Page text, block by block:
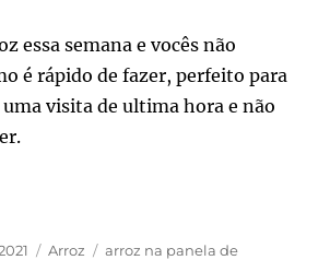
essa semana e vocês não
é rápido de fazer, perfeito para
uma visita de ultima hora e não
Categorias
Arroz Tags
arroz na panela de